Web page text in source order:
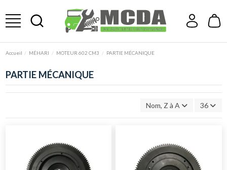
Accueil MÉHARI MOTEUR 602 CM3 PARTIE MÉCANIQUE
PARTIE MÉCANIQUE
Nom, Z à A 36